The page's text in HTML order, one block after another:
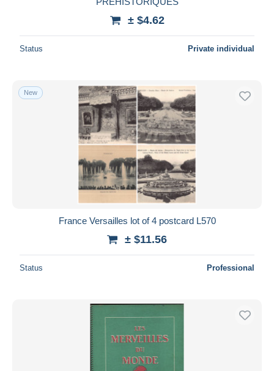
± $4.62
Status Private individual
New
France Versailles lot of 4 postcard L570
± $11.56
Status Professional